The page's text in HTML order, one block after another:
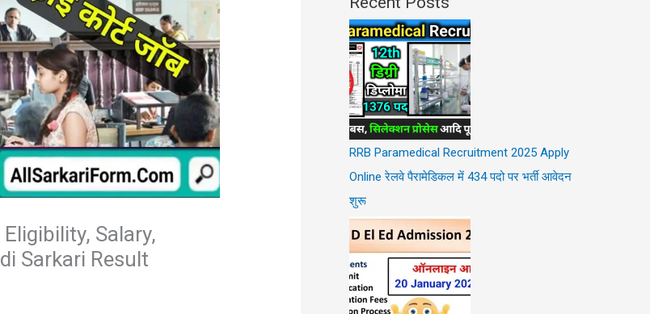
Salary,
Sarkari Result
RRB Paramedical Recruitment 2025 Apply
Online रेलवे पैरामेडिकल में 434 पदो पर भर्ती आवेदन
शुरू